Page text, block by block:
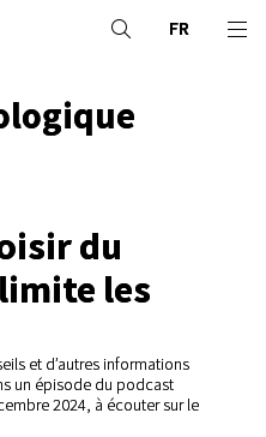
FR
du
les
et d’autres informations
un épisode du podcast
2024, à écouter sur le